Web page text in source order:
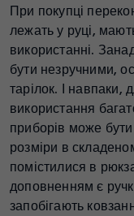
При покупці
лежать у руці,
використанні.
бути незручними,
тарілок. І навпаки,
використання
приборів може
розміри в
помістилися в
доповненням є
запобігають